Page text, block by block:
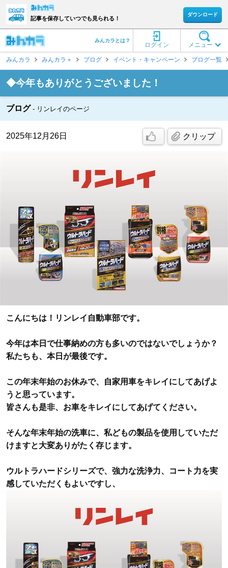
記事を保存していつでも見られる！
ダウンロード
メニュー
ログイン
みんカラとは？
みんカラ みんカラ＋ ブログ イベント・キャンペーン ブログ一覧
◆今年もありがとうございました！
ブログ リンレイのページ
2025年12月26日 クリップ
こんにちは！リンレイ自動車部です。
今年は本日で仕事納めの方も多いのではないでしょうか？
私たちも、本日が最後です。
この年末年始のお休みで、自家用車をキレイにしてあげよ
うと思っています。
皆さんも是非、お車をキレイにしてあげてください。
そんな年末年始の洗車に、私どもの製品を使用していただ
けますと大変ありがたく存じます。
ウルトラハードシリーズで、強力な洗浄力、コート力を実
感していただくもよいですし、